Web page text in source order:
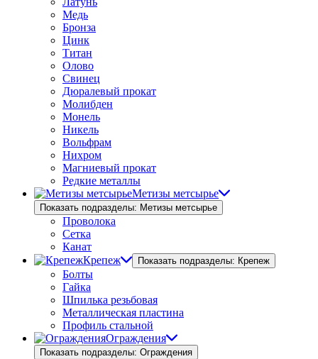
Медь
Бронза
Цинк
Титан
Олово
Свинец
Дюралевый прокат
Молибден
Монель
Никель
Вольфрам
Нихром
Магниевый прокат
Редкие металлы
Метизы метсырье
Показать подразделы: Метизы метсырье
Проволока
Сетка
Канат
Крепеж
Показать подразделы: Крепеж
Болты
Гайка
Шпилька резьбовая
Металлическая пластина
Профиль стальной
Ограждения
Показать подразделы: Ограждения